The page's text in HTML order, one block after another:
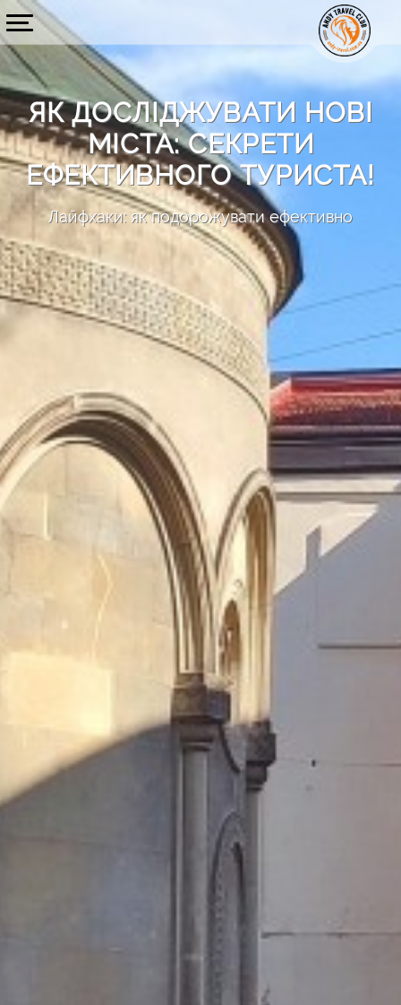
ЯК ДОСЛІДЖУВАТИ НОВІ
МІСТА: CЕКРЕТИ
ЕФЕКТИВНОГО ТУРИСТА!
Лайфхаки: як подорожувати ефективно